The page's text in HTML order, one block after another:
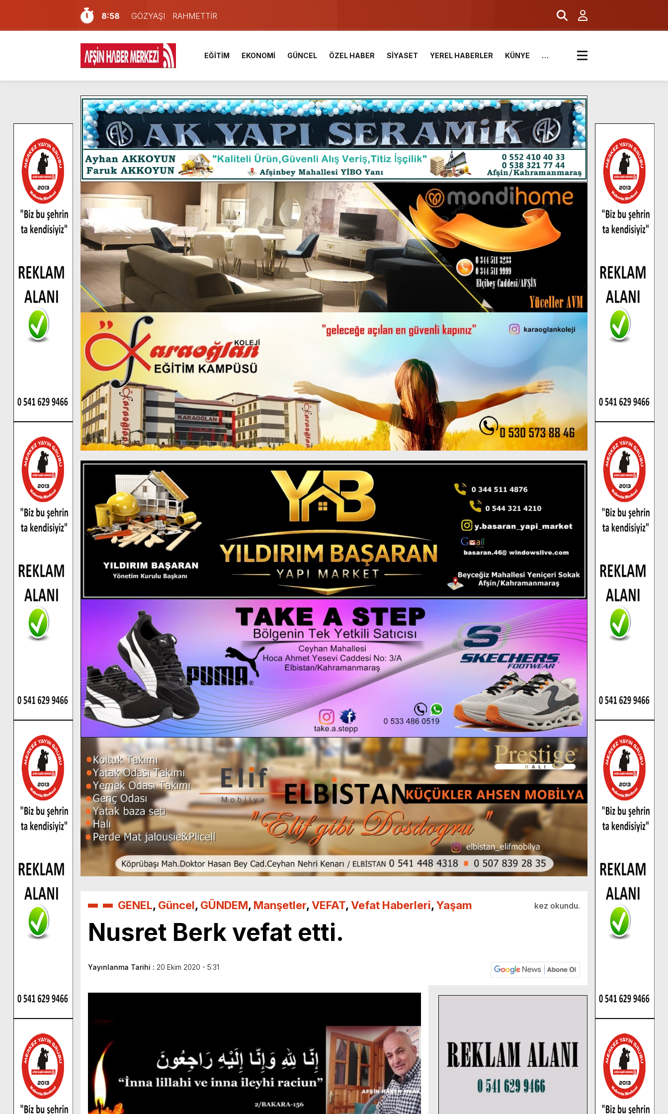
8:58
GÖZYAŞI RAHMETTİR
7:57
Afşin Sağlık Yüksek Okulu ve Meslek Yüksek Okulunda görev değişimi!
6:31
Onikişubat Belediyesi’nin Üniversite Hazırlık Kursu başvurularında son gün 7 Ağustos.
16:10
Uluslararası Bisiklet Yarışması’nda En Zorlu Etap Tamamlandı.
13:27
NOTER ONAYLI TYP LİSTESİ YAYINLANDI.
11:22
KAFUM Fuar Alanı Bulut ve Yavuz’un Ezgileriyle Şenlendi.
8:06
Afşinli bir hemşehrimizin de olduğu Filistin Konvoyu, güçlenerek ilerliyor.
14:05
Madrigal, Perşembe Günü KAFUM’da Sahne Alacak.
7:39
KEDİNİZ Mİ VAR?
4:58
İklim Dirençli Tarım İçin Güç Birliği.
EĞİTİM EKONOMİ GÜNCEL ÖZEL HABER SİYASET YEREL HABERLER KÜNYE …
GENEL, Güncel, GÜNDEM, Manşetler,VEFAT,Vefat Haberleri,Yaşam kez okundu.
Nusret Berk vefat etti.
Yayınlanma Tarihi : 20 Ekim 2020 - 5:31